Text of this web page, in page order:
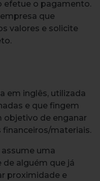
efetue o pagamento.
que
valores e solicite
em inglês, utilizada
e que fingem
objetivo de enganar
materiais.
uma
de alguém que já
proximidade e